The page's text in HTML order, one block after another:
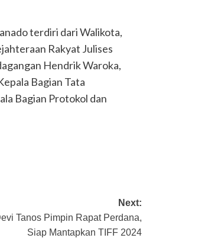
terdiri dari Walikota,
Rakyat Julises
Hendrik Waroka,
Bagian Tata
Bagian Protokol dan
Next:
Tanos Pimpin Rapat Perdana,
Siap Mantapkan TIFF 2024